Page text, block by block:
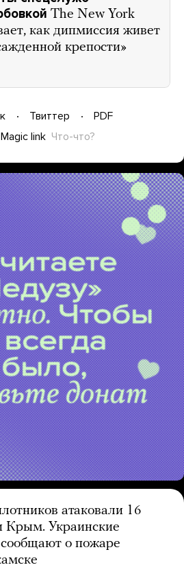
The New York
как дипмиссия живет
крепости»
Твиттер
PDF
Magic link Что-что?
атаковали 16
Крым. Украинские
о пожаре